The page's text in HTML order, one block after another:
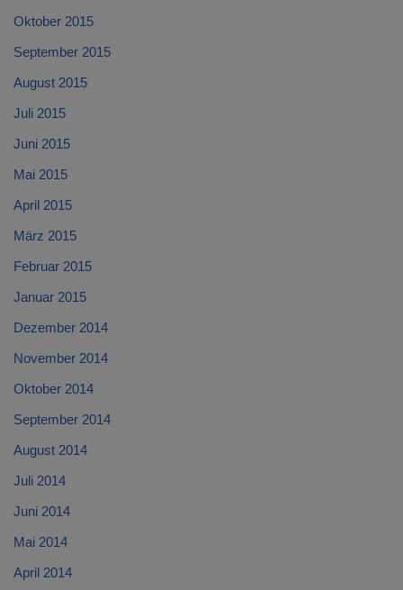
Oktober 2015
September 2015
August 2015
Juli 2015
Juni 2015
Mai 2015
April 2015
März 2015
Februar 2015
Januar 2015
Dezember 2014
November 2014
Oktober 2014
September 2014
August 2014
Juli 2014
Juni 2014
Mai 2014
April 2014